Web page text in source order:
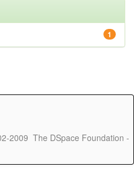
1
2009 The DSpace Foundation -